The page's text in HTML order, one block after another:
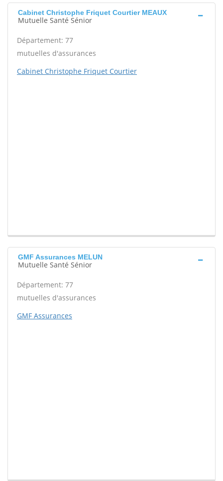
Cabinet Christophe Friquet Courtier MEAUX
Mutuelle Santé Sénior
Département: 77
mutuelles d'assurances
Cabinet Christophe Friquet Courtier
GMF Assurances MELUN
Mutuelle Santé Sénior
Département: 77
mutuelles d'assurances
GMF Assurances